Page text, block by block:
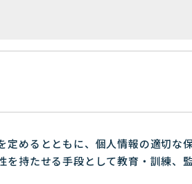
めるとともに、個人情報の適切な保
持たせる手段として教育・訓練、